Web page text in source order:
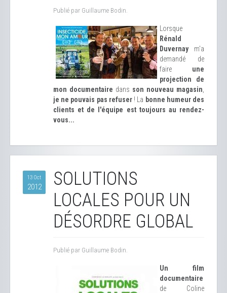
Publié par Guillaume Bodin.
Lorsque
Rénald
Duvernaym'a
demandé de
faire une
projection de
mon documentaire dans son nouveau magasin
je ne pouvais pas refuser! La bonne humeur des
clients et de l'équipe est toujours au rendez-
vous...
13 Oct
2012
SOLUTIONS
LOCALES POUR UN
DÉSORDRE GLOBAL
Publié par Guillaume Bodin.
Un film
documentaire
de Coline